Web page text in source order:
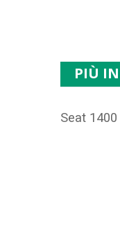
PIÙ
Seat